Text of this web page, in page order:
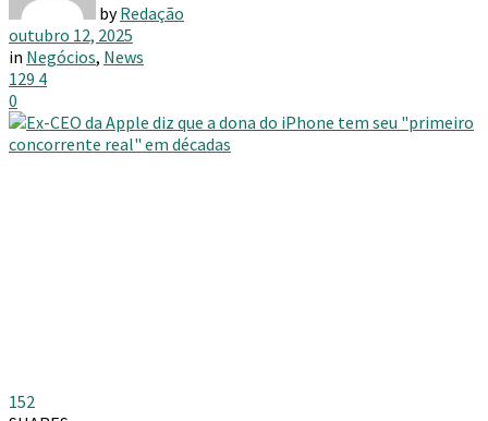
by Redação
outubro 12, 2025
in Negócios, News
129 4
0
152